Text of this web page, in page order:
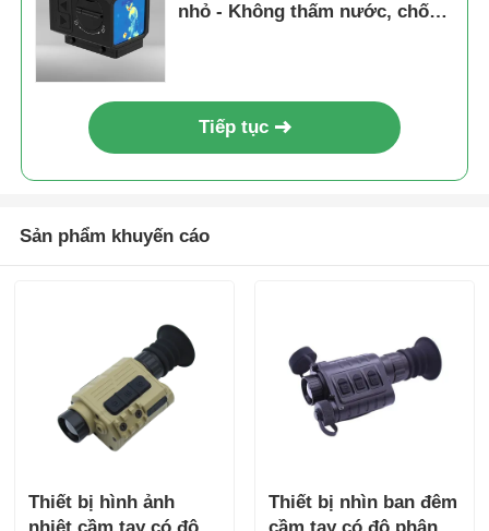
Máy bay không người lái FPV
Bộ phận máy bay không người lái
Công cụ tìm phạm vi tia laser
nhỏ - Không thấm nước, chống
Tiếp tục
Sản phẩm khuyến cáo
Thiết bị hình ảnh
Thiết bị nhìn ban đêm